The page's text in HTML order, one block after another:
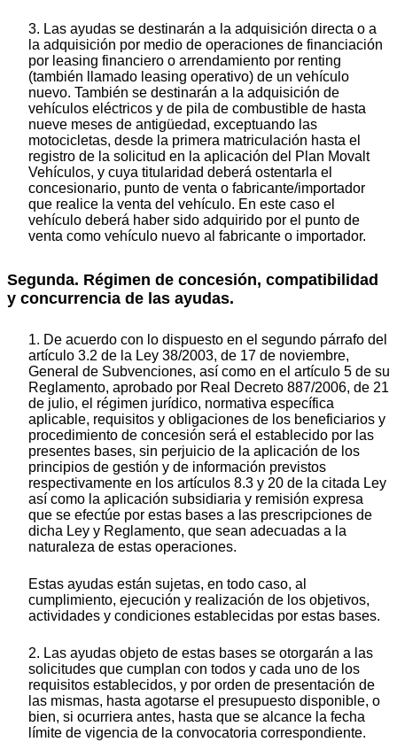
3. Las ayudas se destinarán a la adquisición directa o a
la adquisición por medio de operaciones de financiación
por leasing financiero o arrendamiento por renting
(también llamado leasing operativo) de un vehículo
nuevo. También se destinarán a la adquisición de
vehículos eléctricos y de pila de combustible de hasta
nueve meses de antigüedad, exceptuando las
motocicletas, desde la primera matriculación hasta el
registro de la solicitud en la aplicación del Plan Movalt
Vehículos, y cuya titularidad deberá ostentarla el
concesionario, punto de venta o fabricante/importador
que realice la venta del vehículo. En este caso el
vehículo deberá haber sido adquirido por el punto de
venta como vehículo nuevo al fabricante o importador.
Segunda. Régimen de concesión, compatibilidad
y concurrencia de las ayudas.
1. De acuerdo con lo dispuesto en el segundo párrafo del
artículo 3.2 de la Ley 38/2003, de 17 de noviembre,
General de Subvenciones, así como en el artículo 5 de su
Reglamento, aprobado por Real Decreto 887/2006, de 21
de julio, el régimen jurídico, normativa específica
aplicable, requisitos y obligaciones de los beneficiarios y
procedimiento de concesión será el establecido por las
presentes bases, sin perjuicio de la aplicación de los
principios de gestión y de información previstos
respectivamente en los artículos 8.3 y 20 de la citada Ley
así como la aplicación subsidiaria y remisión expresa
que se efectúe por estas bases a las prescripciones de
dicha Ley y Reglamento, que sean adecuadas a la
naturaleza de estas operaciones.
Estas ayudas están sujetas, en todo caso, al
cumplimiento, ejecución y realización de los objetivos,
actividades y condiciones establecidas por estas bases.
2. Las ayudas objeto de estas bases se otorgarán a las
solicitudes que cumplan con todos y cada uno de los
requisitos establecidos, y por orden de presentación de
las mismas, hasta agotarse el presupuesto disponible, o
bien, si ocurriera antes, hasta que se alcance la fecha
límite de vigencia de la convocatoria correspondiente.